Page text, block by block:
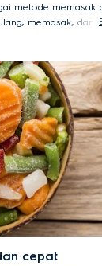
metode memasak
memasak, dan
cepat